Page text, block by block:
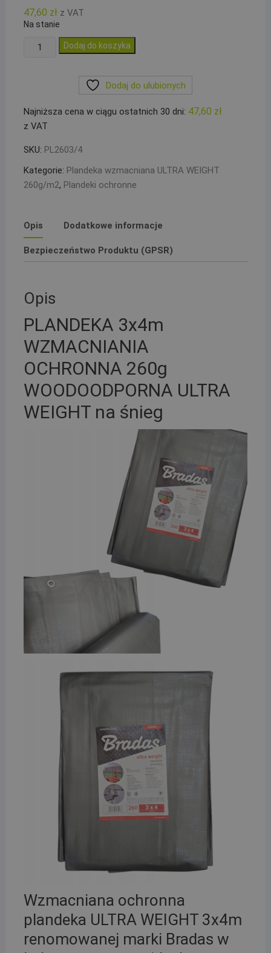
47,60 zł z VAT
Na stanie
ilość
260g
WOODOODPORNA
ULTRA
na
śnieg
Dodaj do koszyka
Dodaj do ulubionych
Najniższa cena w ciągu ostatnich 30 dni: 47,60 zł
z VAT
SKU: PL2603/4
Kategorie: Plandeka wzmacniana ULTRA WEIGHT
260g/m2, Plandeki ochronne
Opis Dodatkowe informacje
Bezpieczeństwo Produktu (GPSR)
Opis
PLANDEKA 3x4m
WZMACNIANIA
OCHRONNA 260g
WOODOODPORNA ULTRA
WEIGHT na śnieg
Wzmacniana ochronna
plandeka ULTRA WEIGHT 3x4m
renomowanej marki Bradas w